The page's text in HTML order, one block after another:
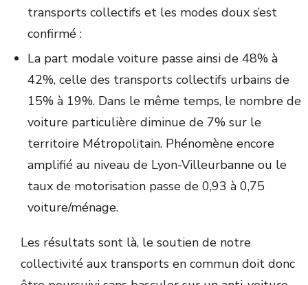
transports collectifs et les modes doux s’est
confirmé :
La part modale voiture passe ainsi de 48% à
42%, celle des transports collectifs urbains de
15% à 19%. Dans le même temps, le nombre de
voiture particulière diminue de 7% sur le
territoire Métropolitain. Phénomène encore
amplifié au niveau de Lyon-Villeurbanne ou le
taux de motorisation passe de 0,93 à 0,75
voiture/ménage.
Les résultats sont là, le soutien de notre
collectivité aux transports en commun doit donc